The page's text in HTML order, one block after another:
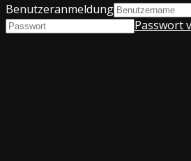
Benutzeranmeldung
Passwort